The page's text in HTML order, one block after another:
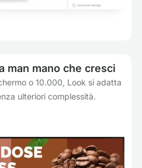
man mano che cresci
o 10.000, Look si adatta
ulteriori complessità.